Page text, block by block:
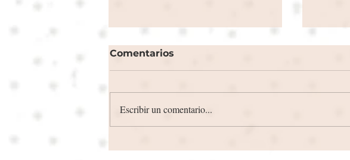
Comentarios
Escribir un comentario...